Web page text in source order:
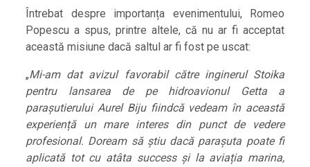
Întrebat despre importanța evenimentului, Romeo
Popescu a spus, printre altele, că nu ar fi acceptat
această misiune dacă saltul ar fi fost pe uscat:
„Mi-am dat avizul favorabil către inginerul Stoika
pentru lansarea de pe hidroavionul Getta a
parașutierului Aurel Biju fiindcă vedeam în această
experiență un mare interes din punct de vedere
profesional. Doream să știu dacă parașuta poate fi
aplicată tot cu atâta success și la aviația marina,